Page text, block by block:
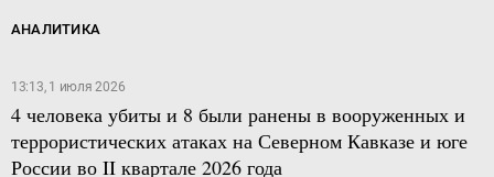
АНАЛИТИКА
13:13, 1 июля 2026
4 человека убиты и 8 были ранены в вооруженных и
террористических атаках на Северном Кавказе и юге
России во II квартале 2026 года